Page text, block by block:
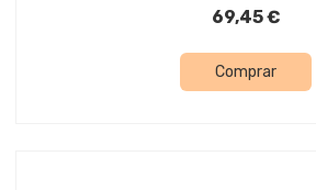
69,45 €
Comprar